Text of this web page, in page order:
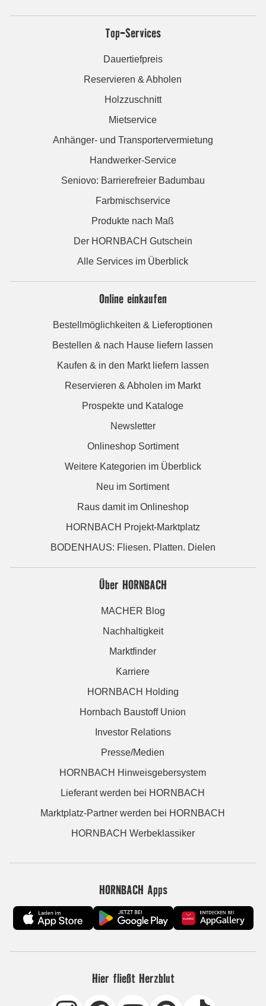
Top-Services
Dauertiefpreis
Reservieren & Abholen
Holzzuschnitt
Mietservice
Anhänger- und Transportervermietung
Handwerker-Service
Seniovo: Barrierefreier Badumbau
Farbmischservice
Produkte nach Maß
Der HORNBACH Gutschein
Alle Services im Überblick
Online einkaufen
Bestellmöglichkeiten & Lieferoptionen
Bestellen & nach Hause liefern lassen
Kaufen & in den Markt liefern lassen
Reservieren & Abholen im Markt
Prospekte und Kataloge
Newsletter
Onlineshop Sortiment
Weitere Kategorien im Überblick
Neu im Sortiment
Raus damit im Onlineshop
HORNBACH Projekt-Marktplatz
BODENHAUS: Fliesen. Platten. Dielen
Über HORNBACH
MACHER Blog
Nachhaltigkeit
Marktfinder
Karriere
HORNBACH Holding
Hornbach Baustoff Union
Investor Relations
Presse/Medien
HORNBACH Hinweisgebersystem
Lieferant werden bei HORNBACH
Marktplatz-Partner werden bei HORNBACH
HORNBACH Werbeklassiker
HORNBACH Apps
Hier fließt Herzblut